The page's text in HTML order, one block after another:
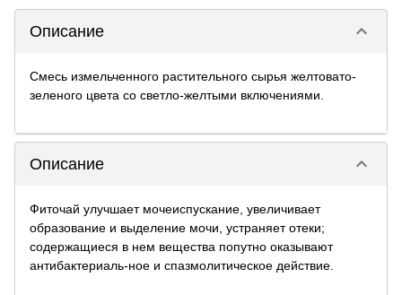
Описание keyboard_arrow_down
Смесь измельченного растительного сырья желтовато-
зеленого цвета со светло-желтыми включениями.
Описание keyboard_arrow_down
Фиточай улучшает мочеиспускание, увеличивает
образование и выделение мочи, устраняет отеки;
содержащиеся в нем вещества попутно оказывают
антибактериаль-ное и спазмолитическое действие.